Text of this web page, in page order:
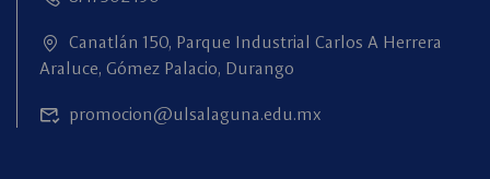
Canatlán 150, Parque Industrial Carlos A Herrera
Araluce, Gómez Palacio, Durango
promocion@ulsalaguna.edu.mx